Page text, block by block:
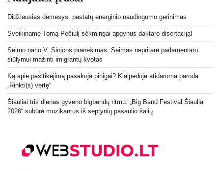
Didžiausias dėmesys: pastatų energinio naudingumo gerinimas
Sveikiname Tomą Pečiulį sėkmingai apgynus daktaro disertaciją!
Seimo nario V. Sinicos pranešimas: Seimas nepritarė parlamentaro
siūlymui mažinti imigrantų kvotas
Ką apie pasitikėjimą pasakoja pinigai? Klaipėdoje atidaroma paroda
„Rinkti(s) vertę“
Šiauliai tris dienas gyveno bigbendų ritmu: „Big Band Festival Šiauliai
2026“ subūrė muzikantus iš septynių pasaulio šalių